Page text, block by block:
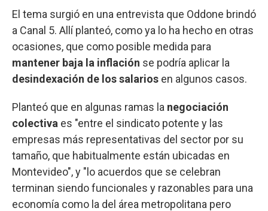
El tema surgió en una entrevista que Oddone brindó
a Canal 5. Allí planteó, como ya lo ha hecho en otras
ocasiones, que como posible medida para
mantener baja la inflación se podría aplicar la
desindexación de los salarios en algunos casos.
Planteó que en algunas ramas la negociación
colectiva es "entre el sindicato potente y las
empresas más representativas del sector por su
tamaño, que habitualmente están ubicadas en
Montevideo", y "lo acuerdos que se celebran
terminan siendo funcionales y razonables para una
economía como la del área metropolitana pero